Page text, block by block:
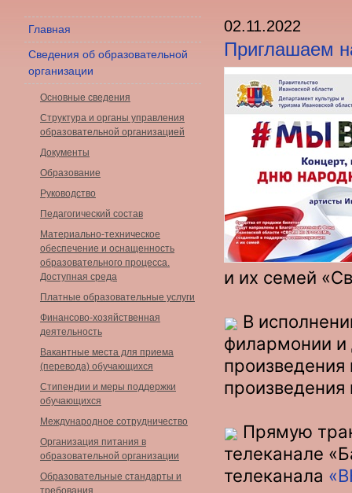
Главная
Сведения об образовательной
организации
Основные сведения
Структура и органы управления
образовательной организацией
Документы
Образование
Руководство
Педагогический состав
Материально-техническое
обеспечение и оснащенность
образовательного процесса.
Доступная среда
Платные образовательные услуги
Финансово-хозяйственная
деятельность
Вакантные места для приема
(перевода) обучающихся
Стипендии и меры поддержки
обучающихся
Международное сотрудничество
Организация питания в
образовательной организации
Образовательные стандарты и
требования
02.11.2022
Приглашаем
и их семей
В
филармонии и
Прямую
телеканале
телеканала